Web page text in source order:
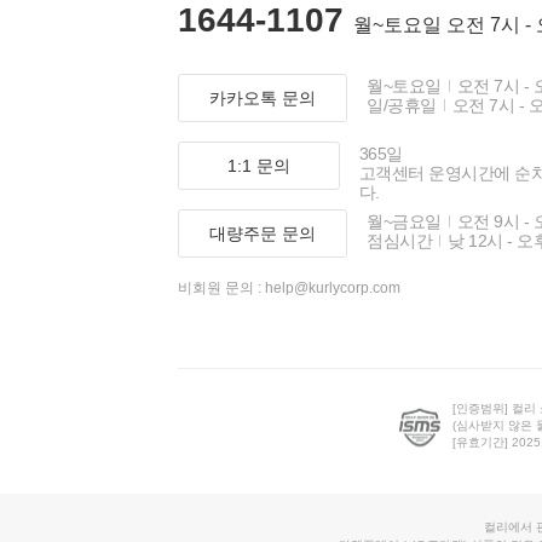
1644-1107 월~토요일 오전 7시 -
카카오톡 문의
월~토요일
오전 7시 -
일/공휴일
오전 7시 -
1:1 문의
365일
고객센터 운영시간에 순
다.
대량주문 문의
월~금요일
오전 9시 -
점심시간
낮 12시 - 오
비회원 문의 : help@kurlycorp.com
[인증범위] 컬리
(심사받지 않은
[유효기간]
컬리에서